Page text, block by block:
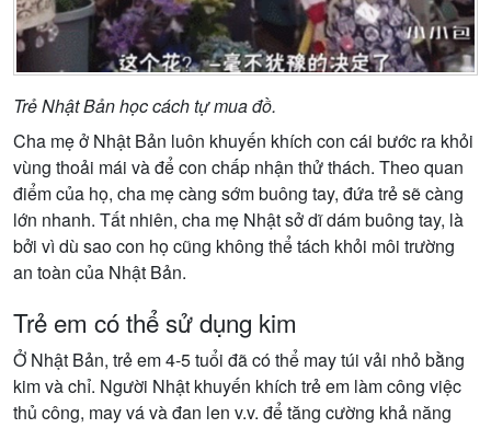
Trẻ Nhật Bản học cách tự mua đồ.
Cha mẹ ở Nhật Bản luôn khuyến khích con cái bước ra khỏi
vùng thoải mái và để con chấp nhận thử thách. Theo quan
điểm của họ, cha mẹ càng sớm buông tay, đứa trẻ sẽ càng
lớn nhanh. Tất nhiên, cha mẹ Nhật sở dĩ dám buông tay, là
bởi vì dù sao con họ cũng không thể tách khỏi môi trường
an toàn của Nhật Bản.
Trẻ em có thể sử dụng kim
Ở Nhật Bản, trẻ em 4-5 tuổi đã có thể may túi vải nhỏ bằng
kim và chỉ. Người Nhật khuyến khích trẻ em làm công việc
thủ công, may vá và đan len v.v. để tăng cường khả năng